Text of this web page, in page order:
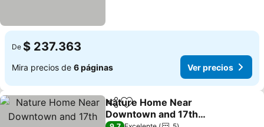
De $ 237.363
Mira precios de 6 páginas Ver precios
CompartirAgregar a favoritos
Nature Home Near
Downtown and 17th